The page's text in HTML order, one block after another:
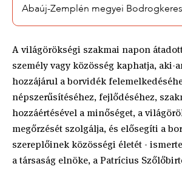
Abaúj-Zemplén megyei
A világörökségi szakmai napon
személy vagy közösség kaphatja, aki-
hozzájárul a borvidék
népszerűsítéséhez, fejlődéséhez,
hozzáértésével a minőséget, a
megőrzését szolgálja, és elősegíti a
szereplőinek közösségi életét -
a társaság elnöke, a Patrícius